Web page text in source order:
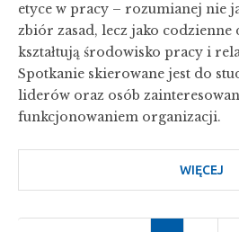
etyce w pracy – rozumianej nie
zbiór zasad, lecz jako codzienne
kształtują środowisko pracy i
Spotkanie skierowane jest do
liderów oraz osób
funkcjonowaniem organizacji.
WIĘCEJ